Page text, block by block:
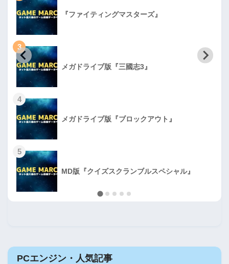
『ファイティングマスターズ』
3
メガドライブ版『三國志3』
4
メガドライブ版『ブロックアウト』
5
MD版『クイズスクランブルスペシャル』
PCエンジン・人気記事